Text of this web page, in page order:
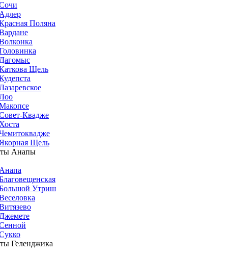
Поляна
Щель
Квадже
Щель
Анапы
Утриш
Геленджика